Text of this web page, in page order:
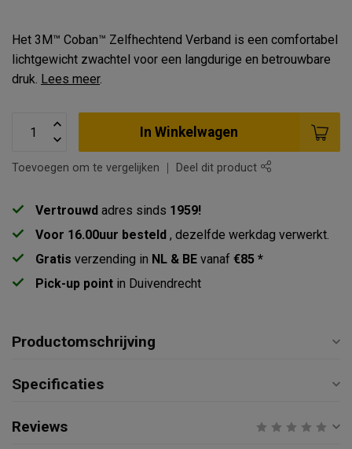
Het 3M™ Coban™ Zelfhechtend Verband is een comfortabel
lichtgewicht zwachtel voor een langdurige en betrouwbare
druk. Lees meer.
In Winkelwagen
Toevoegen om te vergelijken Deel dit product
Vertrouwd adres sinds 1959!
Voor 16.00uur besteld , dezelfde werkdag verwerkt.
Gratis verzending in NL & BE vanaf €85 *
Pick-up point in Duivendrecht
Productomschrijving
Specificaties
Reviews